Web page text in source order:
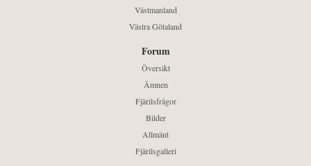
Västmanland
Västra Götaland
Forum
Översikt
Ämnen
Fjärilsfrågor
Bilder
Allmänt
Fjärilsgalleri